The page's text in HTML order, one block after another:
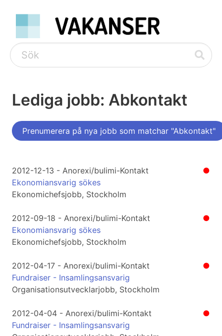
Lediga jobb: Abkontakt
Prenumerera på nya jobb som matchar "Abkontakt"
●
2012-12-13 - Anorexi/bulimi-Kontakt
Ekonomiansvarig sökes
Ekonomichefsjobb, Stockholm
●
2012-09-18 - Anorexi/bulimi-Kontakt
Ekonomiansvarig sökes
Ekonomichefsjobb, Stockholm
●
2012-04-17 - Anorexi/bulimi-Kontakt
Fundraiser - Insamlingsansvarig
Organisationsutvecklarjobb, Stockholm
●
2012-04-04 - Anorexi/bulimi-Kontakt
Fundraiser - Insamlingsansvarig